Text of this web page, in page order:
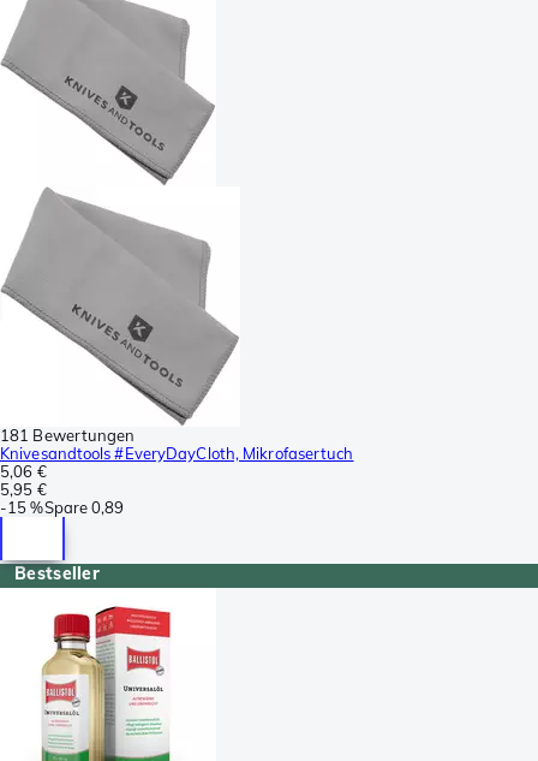
181 Bewertungen
Knivesandtools #EveryDayCloth, Mikrofasertuch
5,06 €
5,95 €
-15 %Spare0,89
Bestseller